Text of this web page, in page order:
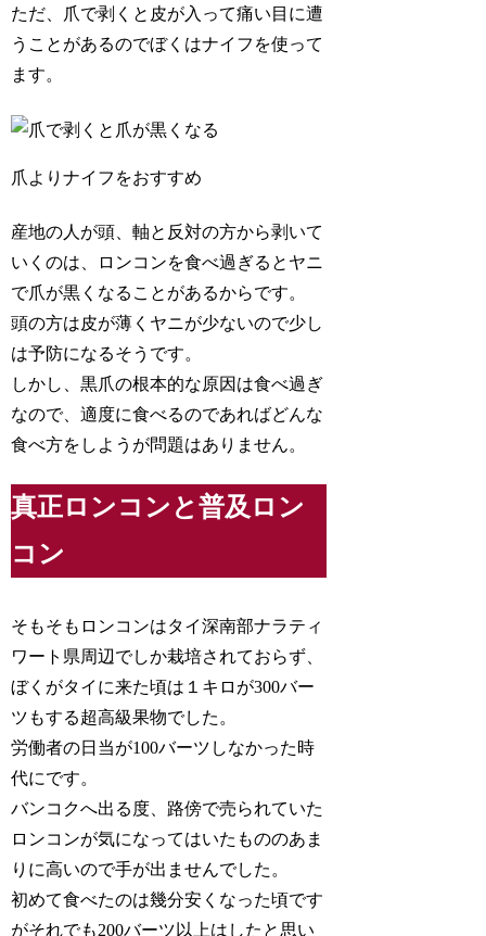
ただ、爪で剥くと皮が入って痛い目に遭
うことがあるのでぼくはナイフを使って
ます。
爪よりナイフをおすすめ
産地の人が頭、軸と反対の方から剥いて
いくのは、ロンコンを食べ過ぎるとヤニ
で爪が黒くなることがあるからです。
頭の方は皮が薄くヤニが少ないので少し
は予防になるそうです。
しかし、黒爪の根本的な原因は食べ過ぎ
なので、適度に食べるのであればどんな
食べ方をしようが問題はありません。
真正ロンコンと普及ロン
コン
そもそもロンコンはタイ深南部ナラティ
ワート県周辺でしか栽培されておらず、
ぼくがタイに来た頃は１キロが300バー
ツもする超高級果物でした。
労働者の日当が100バーツしなかった時
代にです。
バンコクへ出る度、路傍で売られていた
ロンコンが気になってはいたもののあま
りに高いので手が出ませんでした。
初めて食べたのは幾分安くなった頃です
がそれでも200バーツ以上はしたと思い